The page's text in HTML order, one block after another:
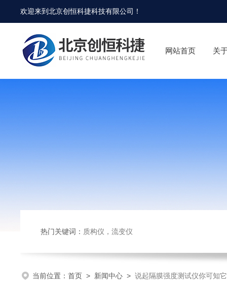
欢迎来到北京创恒科捷科技有限公司 ！
网站首页 关
热门关键词： 质构仪 ， 流变仪
当前位置： 首页 > 新闻中心 > 说起隔膜强度测试仪你可知